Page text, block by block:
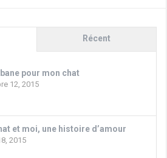
Récent
pour mon chat
12, 2015
et moi, une histoire d’amour
2015